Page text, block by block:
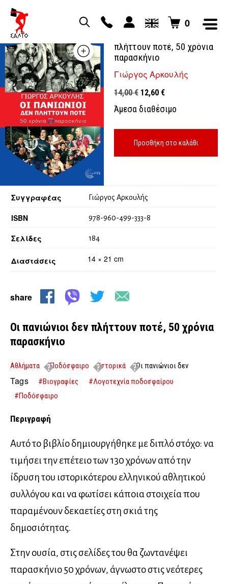
0
πλήττουν ποτέ, 50 χρόνια
παρασκήνιο
Γιώργος Αρκουλής
14,00€ Original
price
14,00 €.
12,60 €Η
τρέχουσα
τιμή
είναι:
12,60 €.
Άμεσα διαθέσιμο
Προσθήκη στο καλάθι
Διαστάσεις 14 × 21 cm
Συγγραφέας Γιώργος Αρκουλής
ISBN 978-960-499-333-8
Σελίδες 184
share
Οι πανιώνιοι δεν πλήττουν ποτέ, 50 χρόνια
παρασκήνιο
Αθλήματα Ποδόσφαιρο Ιστορικά
Οι πανιώνιοι δεν
πλήττουν ποτέ, 50 χρόνια παρασκήνιο
Tags #Βιογραφίες
#Λογοτεχνία ποδοσφαίρου
#Ποδόσφαιρο
Περιγραφή
Αυτό το βιβλίο δηµιουργήθηκε µε διπλό στόχο: να
τιµήσει την επέτειο των 130 χρόνων από την
ίδρυση του ιστορικότερου ελληνικού αθλητικού
συλλόγου και να φωτίσει κάποια στοιχεία που
παραµένουν δεκαετίες στη σκιά της
δηµοσιότητας.
Στην ουσία, στις σελίδες του θα ζωντανέψει
παρασκήνιο 50 χρόνων, άγνωστο στις νεότερες